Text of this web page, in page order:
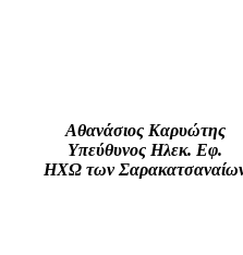
Αθανάσιος Καρυώτης
Υπεύθυνος Ηλεκ. Εφ.
ΗΧΩ των